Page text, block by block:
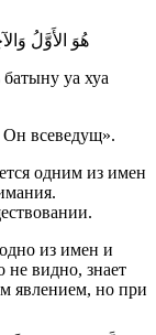
هُوَ الأَوَّلُ
батыну уа хуа
всеведущ».
одним из имен
из имен и
не видно, знает
явлением, но при